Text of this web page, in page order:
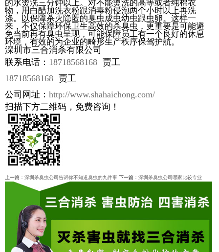
的水烫洗三分钟以上。对不能烫洗的高等或者纯棉衣
物，用白醋加洗衣粉跟消毒粉侵泡两个小时以上再洗
涤。以保障杀灭隐匿的臭虫成虫幼虫跟虫卵。这样一
来，不仅保障环保卫生高效的杀臭虫，更重要是可能避
免当前再有臭虫呈现，可能保障员工有一个良好的休息
环境，有效的为企业的畸形生产秩序保驾护航。
深圳市三合消杀有限公司
联系电话： 18718568168 贾工
18718568168 贾工
公司网址： http://www.shahaichong.com/
扫描下方二维码，免费咨询！
上一篇： 深圳杀臭虫公司告诉你不知道臭虫的九件事 下一篇： 深圳杀臭虫公司哪家比较专业